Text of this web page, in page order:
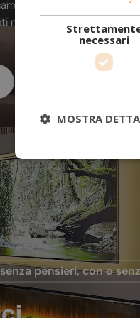
a bioetanolo. A
moderni, trasformano ogni
pensieri, con o
necessari
MOSTRA